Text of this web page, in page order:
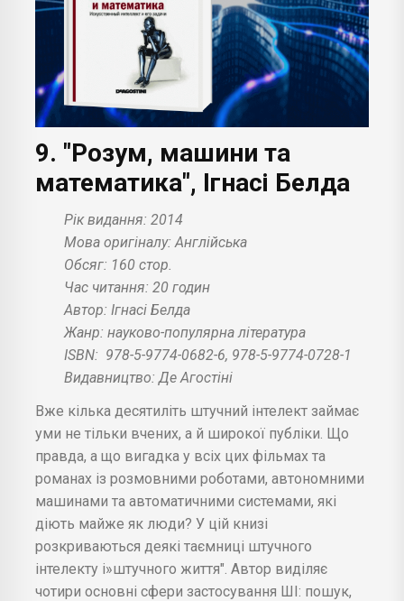
9. "Розум, машини та
математика", Ігнасі Белда
Рік видання: 2014
Мова оригіналу: Англійська
Обсяг: 160 стор.
Час читання: 20 годин
Автор: Ігнасі Белда
Жанр: науково-популярна література
ISBN: 978-5-9774-0682-6, 978-5-9774-0728-1
Видавництво: Де Агостіні
Вже кілька десятиліть штучний інтелект займає
уми не тільки вчених, а й широкої публіки. Що
правда, а що вигадка у всіх цих фільмах та
романах із розмовними роботами, автономними
машинами та автоматичними системами, які
діють майже як люди? У цій книзі
розкриваються деякі таємниці штучного
інтелекту і»штучного життя". Автор виділяє
чотири основні сфери застосування ШІ: пошук,